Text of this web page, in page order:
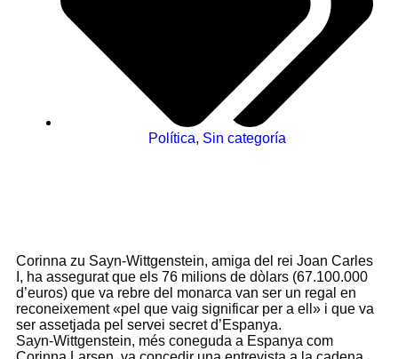
Política, Sin categoría
Corinna zu Sayn-Wittgenstein, amiga del rei Joan Carles
I, ha assegurat que els 76 milions de dòlars (67.100.000
d’euros) que va rebre del monarca van ser un regal en
reconeixement «pel que vaig significar per a ell» i que va
ser assetjada pel servei secret d’Espanya.
Sayn-Wittgenstein, més coneguda a Espanya com